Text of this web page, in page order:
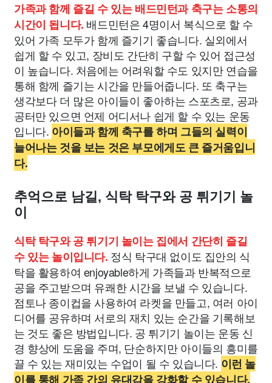
가족과 함께 즐길 수 있는 배드민턴과 축구는 소통의
시간이 됩니다. 배드민턴은 4명이서 복식으로 할 수
있어 가족 모두가 함께 즐기기 좋습니다. 실외에서
쉽게 할 수 있고, 장비도 간단히 구할 수 있어 접근성
이 높습니다. 처음에는 어려워할 수도 있지만 연습을
통해 함께 즐기는 시간을 만들어줍니다. 또 축구는
생각보다 더 많은 아이들이 좋아하는 스포츠로, 공과
공터만 있으면 언제 어디서나 쉽게 할 수 있는 운동
입니다. 아이들과 함께 축구를 하며 그들의 실력이
늘어나는 것을 보는 것은 부모에게도 큰 즐거움입니
다.
추억으로 남길, 식탁 탁구와 공 튀기기 놀
이
식탁 탁구와 공 튀기기 놀이는 집에서 간단히 즐길
수 있는 놀이입니다. 정식 탁구대 없이도 집안의 식
탁을 활용하여 enjoyable하게 가족들과 반복적으로
공을 주고받으며 유쾌한 시간을 보낼 수 있습니다.
점토나 종이컵을 사용하여 라켓을 만들고, 여러 아이
디어를 공유하며 서로의 재치 있는 순간을 기록해보
는 것도 좋은 방법입니다. 공 튀기기 놀이는 운동 신
경 향상에 도움을 주며, 단순하지만 아이들의 흥미를
끌 수 있는 재미있는 수업이 될 수 있습니다. 이런 놀
이를 통해 가족 간의 유대감을 강화할 수 있습니다.